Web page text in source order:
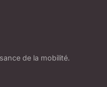
de la mobilité.